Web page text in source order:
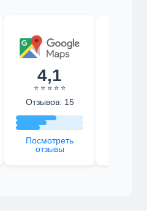
4,1
⭐ ⭐ ⭐ ⭐ ⭐
Отзывов: 15
Посмотреть
отзывы